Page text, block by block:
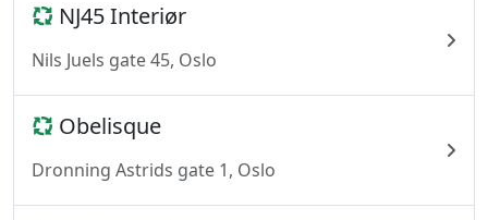
NJ45 Interiør
Nils Juels gate 45, Oslo
Obelisque
Dronning Astrids gate 1, Oslo